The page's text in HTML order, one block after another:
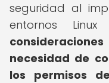
seguridad al
entornos
necesidad de
los permisos